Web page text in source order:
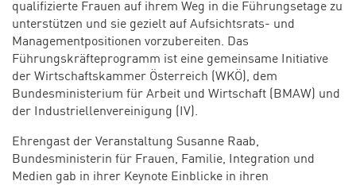
qualifizierte Frauen auf ihrem Weg in die Führungsetage zu
unterstützen und sie gezielt auf Aufsichtsrats- und
Managementpositionen vorzubereiten. Das
Führungskräfteprogramm ist eine gemeinsame Initiative
der Wirtschaftskammer Österreich (WKÖ), dem
Bundesministerium für Arbeit und Wirtschaft (BMAW) und
der Industriellenvereinigung (IV).
Ehrengast der Veranstaltung Susanne Raab,
Bundesministerin für Frauen, Familie, Integration und
Medien gab in ihrer Keynote Einblicke in ihren